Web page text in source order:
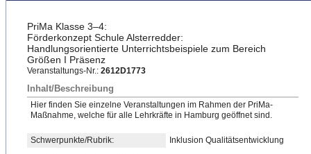
PriMa Klasse 3–4:
Förderkonzept Schule Alsterredder:
Handlungsori​entierte Unterrichtsbeispiele zum Bereich
Größen I Präsenz
Veranstaltungs-Nr.: 2612D1773
Inhalt/Beschreibung
Hier finden Sie einzelne Veranstaltungen im Rahmen der PriMa-
Maßnahme, welche für alle Lehrkräfte in Hamburg geöffnet sind.
Schwerpunkte/Rubrik: Inklusion Qualitätsentwicklung